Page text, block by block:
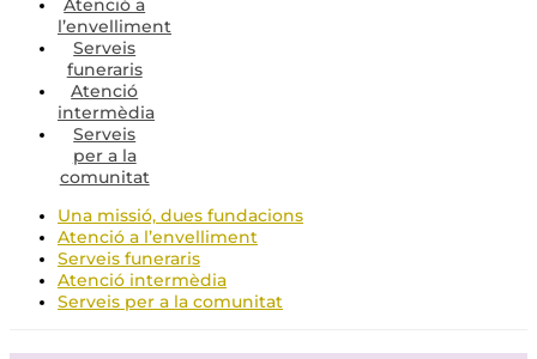
Atenció a
l’envelliment
Serveis
funeraris
Atenció
intermèdia
Serveis
per a la
comunitat
Una missió, dues fundacions
Atenció a l’envelliment
Serveis funeraris
Atenció intermèdia
Serveis per a la comunitat